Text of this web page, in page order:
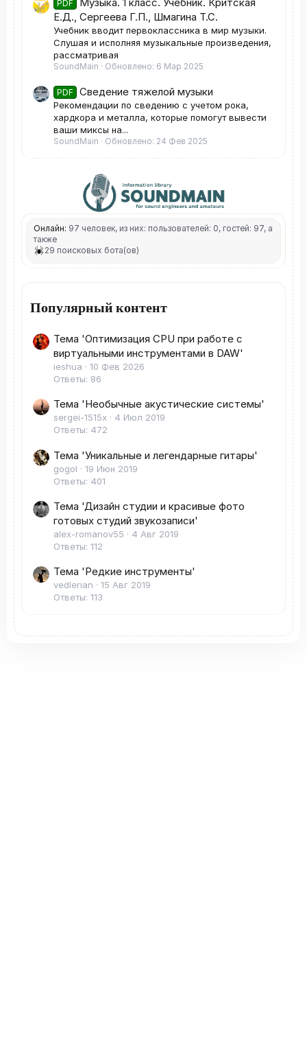
PDF
Музыка. 1 класс. Учебник. Критская
Е.Д., Сергеева Г.П., Шмагина Т.С.
Учебник вводит первоклассника в мир музыки.
Слушая и исполняя музыкальные произведения,
рассматривая
SoundMain Обновлено: 6 Мар 2025
PDF Сведение тяжелой музыки
Рекомендации по сведению с учетом рока,
хардкора и металла, которые помогут вывести
ваши миксы на...
SoundMain Обновлено: 24 Фев 2025
Онлайн: 97 человек, из них: пользователей: 0, гостей: 97, а
также
29 поисковых бота(ов)
Популярный контент
Тема 'Оптимизация CPU при работе с
виртуальными инструментами в DAW'
ieshua
10 Фев 2026
Ответы: 86
Тема 'Необычные акустические системы'
sergei-1515x
4 Июл 2019
Ответы: 472
Тема 'Уникальные и легендарные гитары'
gogol
19 Июн 2019
Ответы: 401
Тема 'Дизайн студии и красивые фото
готовых студий звукозаписи'
alex-romanov55
4 Авг 2019
Ответы: 112
Тема 'Редкие инструменты'
vedlerian
15 Авг 2019
Ответы: 113